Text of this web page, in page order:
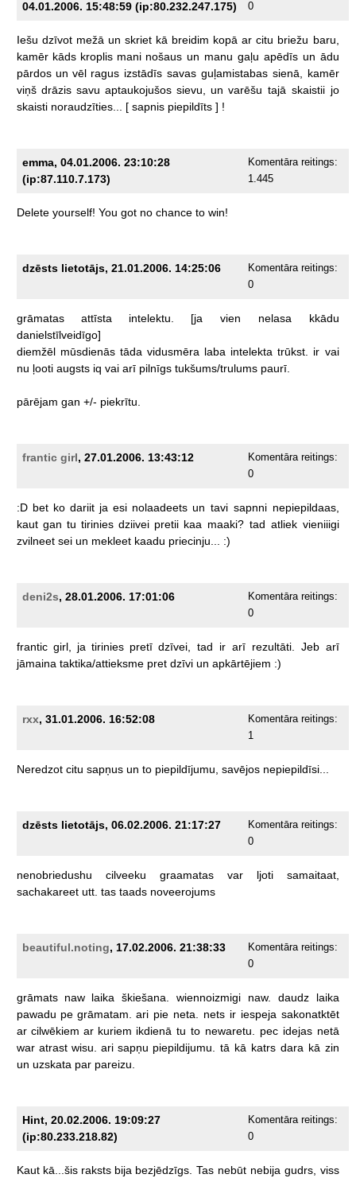
04.01.2006. 15:48:59 (ip:80.232.247.175) 0
Iešu dzīvot mežā un skriet kā breidim kopā ar citu briežu baru,
kamēr kāds kroplis mani nošaus un manu gaļu apēdīs un ādu
pārdos un vēl ragus izstādīs savas guļamistabas sienā,
kamēr
viņš drāzis savu aptaukojušos sievu, un varēšu tajā skaistii jo
skaisti noraudzīties... [ sapnis piepildīts ] !
emma, 04.01.2006. 23:10:28
(ip:87.110.7.173)
Komentāra reitings:
1.445
Delete yourself! You got no chance to win!
dzēsts lietotājs, 21.01.2006. 14:25:06
Komentāra reitings:
0
grāmatas attīsta intelektu. [ja vien nelasa
kkādu
danielstīlveidīgo]
diemžēl mūsdienās tāda vidusmēra laba intelekta trūkst. ir vai
nu ļooti augsts iq vai arī pilnīgs tukšums/trulums paurī.
pārējam gan +/- piekrītu.
frantic girl, 27.01.2006. 13:43:12
Komentāra reitings:
0
:D bet ko dariit ja esi nolaadeets un tavi sapnni nepiepildaas,
kaut gan tu tirinies dziivei pretii kaa maaki? tad atliek vieniiigi
zvilneet sei un mekleet kaadu priecinju... :)
deni2s, 28.01.2006. 17:01:06
Komentāra reitings:
0
frantic girl, ja tirinies pretī dzīvei, tad ir arī rezultāti. Jeb arī
jāmaina taktika/attieksme pret dzīvi un apkārtējiem :)
rxx, 31.01.2006. 16:52:08
Komentāra reitings:
1
Neredzot citu sapņus un to piepildījumu, savējos nepiepildīsi...
dzēsts lietotājs, 06.02.2006. 21:17:27
Komentāra reitings:
0
nenobriedushu cilveeku graamatas var ljoti
samaitaat,
sachakareet utt. tas taads noveerojums
beautiful.noting, 17.02.2006. 21:38:33
Komentāra reitings:
0
grāmats naw laika škiešana. wiennoizmigi naw. daudz
laika
pawadu pe grāmatam. ari pie neta. nets ir iespeja sakonatktēt
ar cilwēkiem ar kuriem ikdienā tu to newaretu. pec idejas netā
war atrast wisu. ari sapņu piepildijumu. tā kā katrs dara kā zin
un uzskata par pareizu.
Hint, 20.02.2006. 19:09:27
(ip:80.233.218.82)
Komentāra reitings:
0
Kaut kā...šis raksts bija bezjēdzīgs. Tas nebūt nebija gudrs, viss